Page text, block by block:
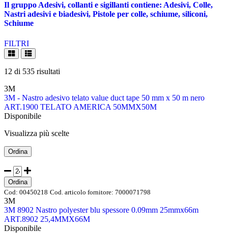
Il gruppo Adesivi, collanti e sigillanti contiene: Adesivi, Colle,
Nastri adesivi e biadesivi, Pistole per colle, schiume, siliconi,
Schiume
FILTRI
12 di 535 risultati
3M
3M - Nastro adesivo telato value duct tape 50 mm x 50 m nero
ART.1900 TELATO AMERICA 50MMX50M
Disponibile
Visualizza più scelte
Ordina
Ordina
Cod: 00450218 Cod. articolo fornitore: 7000071798
3M
3M 8902 Nastro polyester blu spessore 0.09mm 25mmx66m
ART.8902 25,4MMX66M
Disponibile